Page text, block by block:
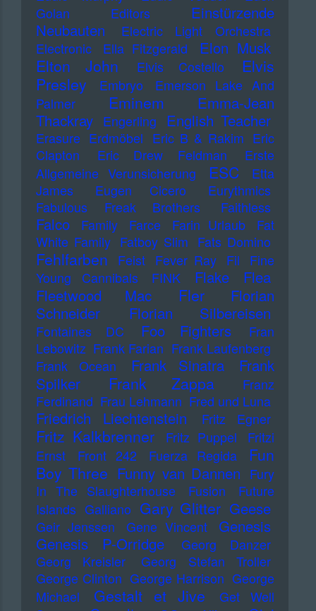
Golan
Editors
Einstürzende
Neubauten
Electric Light Orchestra
Electronic
Ella Fitzgerald Elon Musk
Elton John Elvis Costello
Elvis
Presley
Embryo
Emerson Lake And
Palmer
Eminem
Emma-Jean
Thackray
Engerling English Teacher
Erasure Erdmöbel Eric B & Rakim Eric
Clapton
Eric Drew Feldman
Erste
Allgemeine Verunsicherung
ESC
Etta
James
Eugen Cicero
Eurythmics
Fabulous Freak Brothers
Faithless
Falco Family Farce Farin Urlaub
Fat
White Family Fatboy Slim Fats Domino
Fehlfarben Feist Fever Ray Fil
Fine
Young Cannibals
FINK Flake
Flea
Fleetwood Mac
Fler
Florian
Schneider
Florian Silbereisen
Fontaines DC Foo Fighters
Fran
Lebowitz Frank Farian Frank Laufenberg
Frank Ocean
Frank Sinatra
Frank
Spilker
Frank Zappa
Franz
Ferdinand Frau Lehmann Fred und Luna
Friedrich Liechtenstein Fritz Egner
Fritz Kalkbrenner Fritz Puppel
Fritzi
Ernst
Front 242 Fuerza Regida
Fun
Boy Three Funny van Dannen Fury
In The Slaughterhouse
Fusion
Future
Islands Galliano Gary Glitter Geese
Geir Jenssen Gene Vincent
Genesis
Genesis P-Orridge
Georg Danzer
Georg Kreisler
Georg Stefan Troller
George Clinton George Harrison George
Michael
Gestalt et Jive
Get Well